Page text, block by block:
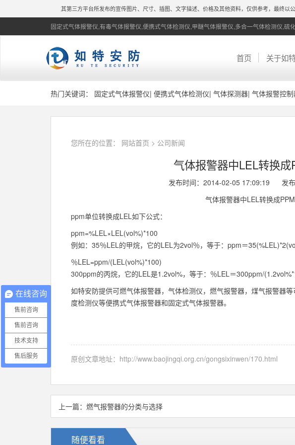
本公司所经营产品在其第三方平台所发布的宣传图片、尺寸、插图、文字描述、价格及其他资料，仅供参考，最终以公
固定式气体报警仪,有毒气体报警仪,便携式气体检测仪,甲醚气体报警仪,多合一气体检测仪,硫
首页 关于如
热门关键词： 固定式气体报警仪| 便携式气体检测仪| 气体探测器| 气体报警控
您所在的位置： 网站首页 > 公司新闻
气体报警器中LEL转换
发布时间：2014-02-05 17:09:19 发布
气体报警器中LEL转换成
ppm单位转换成LEL如下公式：
ppm=%LEL×LEL(vol%)*100
例如：35％LEL的甲烷，它的LEL为2vol％，等于：ppm＝
％LEL=ppm/(LEL(vol%)*100)
300ppm的丙烷，它的LEL是1.2vol%，等于：％LEL＝300ppm/
如特安防提供可燃气体报警器，气体检测仪，燃气报警器，煤气报警器
度检测仪等便携式气体报警器和固定式气体报警器。
原创文章地址： http://www.baojingqi.org.cn/gongsixinwen/170.html
上一篇： 燃气报警器的分类与选择
随便看看
在线咨询
售前咨询
售前咨询
技术支持
售后服务